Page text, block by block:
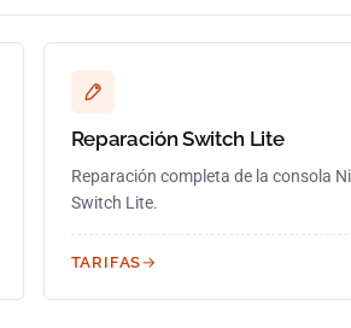
Reparación Switch Lite
Reparación completa de la consola
Switch Lite.
TARIFAS